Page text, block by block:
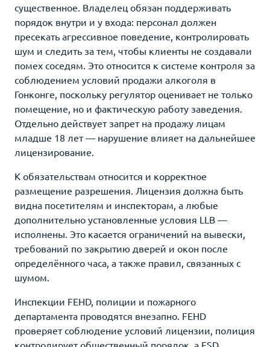
существенное. Владелец обязан поддерживать
порядок внутри и у входа: персонал должен
пресекать агрессивное поведение, контролировать
шум и следить за тем, чтобы клиенты не создавали
помех соседям. Это относится к системе контроля за
соблюдением условий продажи алкоголя в
Гонконге, поскольку регулятор оценивает не только
помещение, но и фактическую работу заведения.
Отдельно действует запрет на продажу лицам
младше 18 лет — нарушение влияет на дальнейшее
лицензирование.
К обязательствам относится и корректное
размещение разрешения. Лицензия должна быть
видна посетителям и инспекторам, а любые
дополнительно установленные условия LLB —
исполнены. Это касается ограничений на вывески,
требований по закрытию дверей и окон после
определённого часа, а также правил, связанных с
шумом.
Инспекции FEHD, полиции и пожарного
департамента проводятся внезапно. FEHD
проверяет соблюдение условий лицензии, полиция
контролирует общественный порядок, а FSD